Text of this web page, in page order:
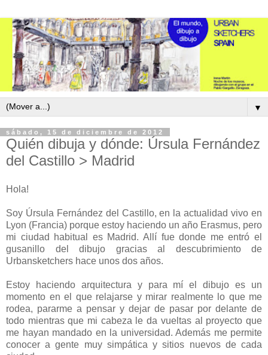
▼
sábado, 15 de diciembre de 2012
Quién dibuja y dónde: Úrsula Fernández
del Castillo > Madrid
Hola!
Soy Úrsula Fernández del Castillo, en la actualidad vivo en
Lyon (Francia) porque estoy haciendo un año Erasmus, pero
mi ciudad habitual es Madrid. Allí fue donde me entró el
gusanillo del dibujo gracias al descubrimiento de
Urbansketchers hace unos dos años.
Estoy haciendo arquitectura y para mí el dibujo es un
momento en el que relajarse y mirar realmente lo que me
rodea, pararme a pensar y dejar de pasar por delante de
todo mientras que mi cabeza le da vueltas al proyecto que
me hayan mandado en la universidad. Además me permite
conocer a gente muy simpática y sitios nuevos de cada